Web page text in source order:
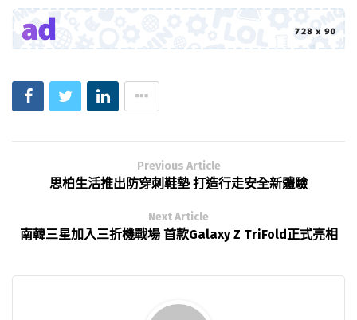
Previous Article
思柏生活推出防穿刺鞋墊 打造行走安全新體驗
Next Article
南韓三星加入三折機戰場 首款Galaxy Z TriFold正式亮相